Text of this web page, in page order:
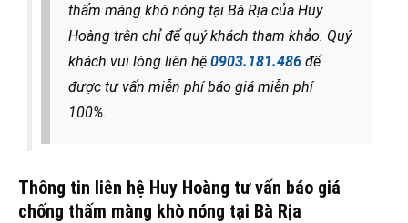
thấm màng khò nóng tại Bà Rịa của Huy
Hoàng trên chỉ để quý khách tham khảo. Quý
khách vui lòng liên hệ 0903.181.486 để
được tư vấn miễn phí báo giá miễn phí
100%.
Thông tin liên hệ Huy Hoàng tư vấn báo giá
chống thấm màng khò nóng tại Bà Rịa